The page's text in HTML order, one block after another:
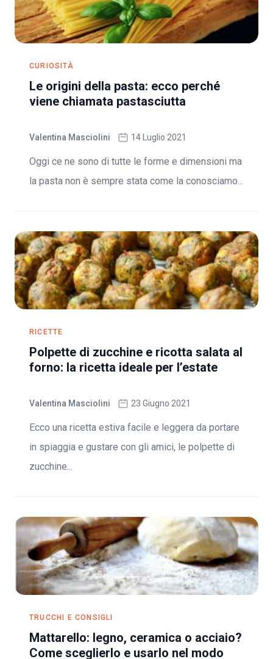
CURIOSITÀ
Le origini della pasta: ecco perché
viene chiamata pastasciutta
Valentina Masciolini 14 Luglio 2021
Oggi ce ne sono di tutte le forme e dimensioni ma
la pasta non è sempre stata come la conosciamo...
RICETTE
Polpette di zucchine e ricotta salata al
forno: la ricetta ideale per l’estate
Valentina Masciolini 23 Giugno 2021
Ecco una ricetta estiva facile e leggera da portare
in spiaggia e gustare con gli amici, le polpette di
zucchine...
TRUCCHI E CONSIGLI
Mattarello: legno, ceramica o acciaio?
Come sceglierlo e usarlo nel modo